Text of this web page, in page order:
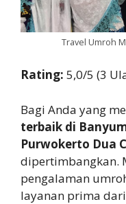
Travel Umroh
Rating: 5,0/5 (3
Bagi Anda yang
terbaik di
Purwokerto Dua
dipertimbangkan.
pengalaman
layanan prima